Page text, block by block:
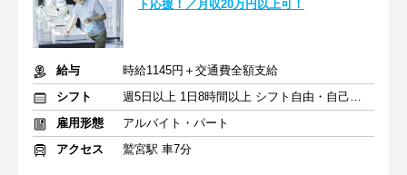
ト応援！／月収20万円以上可！
給与
時給1145円＋交通費全額支給
シフト
週5日以上 1日8時間以上 シフト自由・自己申告
雇用形態
アルバイト・パート
アクセス
鷲宮駅 車7分